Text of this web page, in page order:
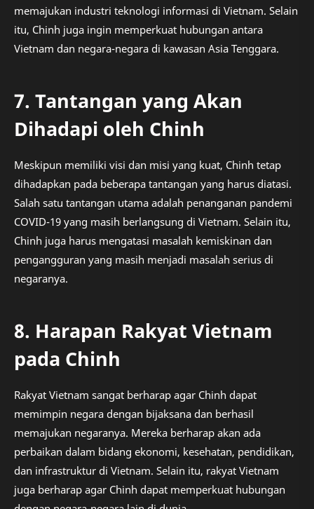
memajukan industri teknologi informasi di Vietnam. Selain
itu, Chinh juga ingin memperkuat hubungan antara
Vietnam dan negara-negara di kawasan Asia Tenggara.
7. Tantangan yang Akan
Dihadapi oleh Chinh
Meskipun memiliki visi dan misi yang kuat, Chinh tetap
dihadapkan pada beberapa tantangan yang harus diatasi.
Salah satu tantangan utama adalah penanganan pandemi
COVID-19 yang masih berlangsung di Vietnam. Selain itu,
Chinh juga harus mengatasi masalah kemiskinan dan
pengangguran yang masih menjadi masalah serius di
negaranya.
8. Harapan Rakyat Vietnam
pada Chinh
Rakyat Vietnam sangat berharap agar Chinh dapat
memimpin negara dengan bijaksana dan berhasil
memajukan negaranya. Mereka berharap akan ada
perbaikan dalam bidang ekonomi, kesehatan, pendidikan,
dan infrastruktur di Vietnam. Selain itu, rakyat Vietnam
juga berharap agar Chinh dapat memperkuat hubungan